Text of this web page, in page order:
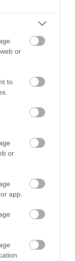
or
to
or
app.
árából.
a Balaton
váltani.
vagy
esetén
vonatra 300
helyjegyek
iratkozz